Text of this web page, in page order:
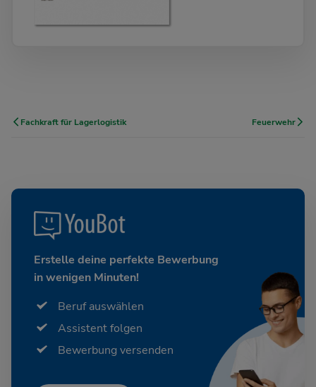
Fachkraft für Lagerlogistik Feuerwehr
Erstelle deine perfekte Bewerbung
in wenigen Minuten!
Beruf auswählen
Assistent folgen
Bewerbung versenden